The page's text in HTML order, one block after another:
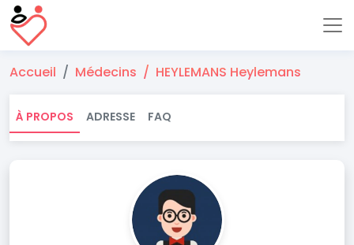
Accueil Médecins HEYLEMANS Heylemans
À PROPOS ADRESSE FAQ